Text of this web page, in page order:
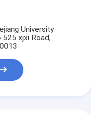
University
525 xjxi Road,